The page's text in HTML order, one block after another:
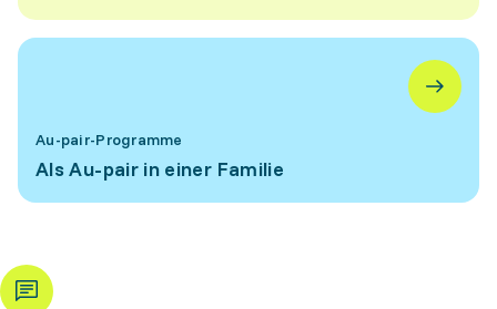
Au-pair-Programme
Als Au-pair in einer Familie